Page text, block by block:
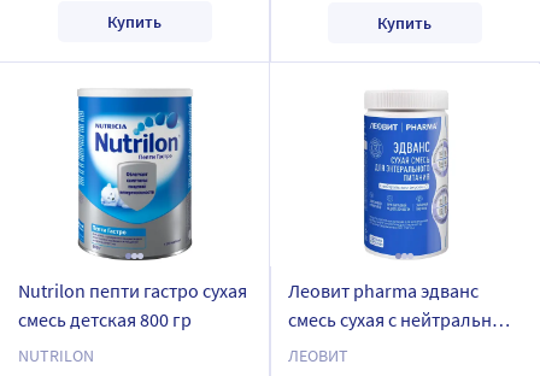
Купить Купить
Nutrilon пепти гастро сухая
смесь детская 800 гр
NUTRILON
Леовит pharma эдванс
смесь сухая с нейтральным
вкусом 322 гр
ЛЕОВИТ